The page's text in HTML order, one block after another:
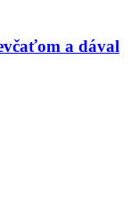
a dával